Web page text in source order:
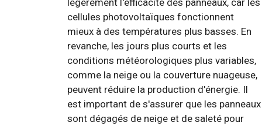
cellules photovoltaïques fonctionnent
mieux à des températures plus basses. En
revanche, les jours plus courts et les
conditions météorologiques plus variables,
comme la neige ou la couverture nuageuse,
peuvent réduire la production d'énergie. Il
est important de s'assurer que les panneaux
sont dégagés de neige et de saleté pour